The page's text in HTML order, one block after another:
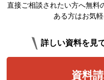
直接ご相談されたい方へ無料
ある方はお気
詳しい資料を見
資料